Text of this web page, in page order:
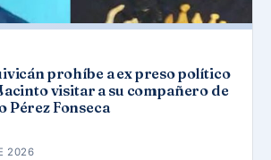
prohíbe a ex preso político
visitar a su compañero de
Pérez Fonseca
2026